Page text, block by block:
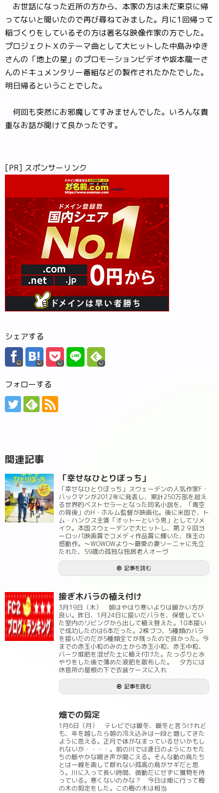
お世話になった近所の方から、本家の方は未だ東京に帰
ってないと聞いたので再び尋ねてみました。月に1回帰って
稲づくりをしているその方は著名な映像作家の方でした。
プロジェクトＸのテーマ曲として大ヒットした中島みゆき
さんの「地上の星」のプロモーションビデオや坂本龍一さ
んのドキュメンタリー番組などの製作されたかたでした。
明日帰るということでした。
何回も突然にお邪魔してすみませんでした。いろんな貴
重なお話が聞けて良かったです。
[PR] スポンサーリンク
シェアする
フォローする
関連記事
「幸せなひとりぼっち」
「幸せなひとりぼっち」スウェーデンの人気作家F・
バックマンが2012年に発表し、累計250万部を超え
る世界的ベストセラーとなった同名小説を、「青空
の背後」のH・ホルム監督が映画化。後に米国で、ト
ム・ハンクス主演「オットーという男」としてリメ
イク。本国スウェーデンで大ヒットし、第２９回ヨ
ーロッパ映画賞でコメディ作品賞に輝いた、珠玉の
感動作。～WOWOWより～最愛の妻ソーニャに先立
たれた、59歳の孤独な独居老人オーヴ
記事を読む
接ぎ木バラの植え付け
3月19日（木） 朝はやはり寒いよりは暖かい方が
良い。昨日、1月24日に接いだバラを、保管してい
た室内のリビングから出して植え替えた。10本接い
で成功したのは6本だった。2株づつ、5種類のバラ
を接いだのだが5種類全てが残ったので良かった。今
までの赤玉小粒のみの土から赤玉小粒、赤玉中粒、
バーク堆肥を混ぜた土に植え付けた。たっぷりと水
やりをした後で薄めた液肥を散布した。 夕方には
休息所の屋根の下で衣装ケースに入れ
記事を読む
畑での剪定
1月6日（月） テレビでは暖冬、暖冬と言うけれど
も、年を越したら朝の冷え込みは一段と増してきた
ように思える。正月で体がなまっているせいかもし
れないが・・・・。前の川では連日のようにカモた
ちの賑やかな鳴き声が聞こえる。そんな動の鳥たち
とは一線を画して群れない孤高の鳥がサギだと思
う。川に入って長い時間、微動だにせずに獲物を待
っている。寒くないのかな？ 今日は畑に行って梅
の木の剪定をした。この梅の木は相当